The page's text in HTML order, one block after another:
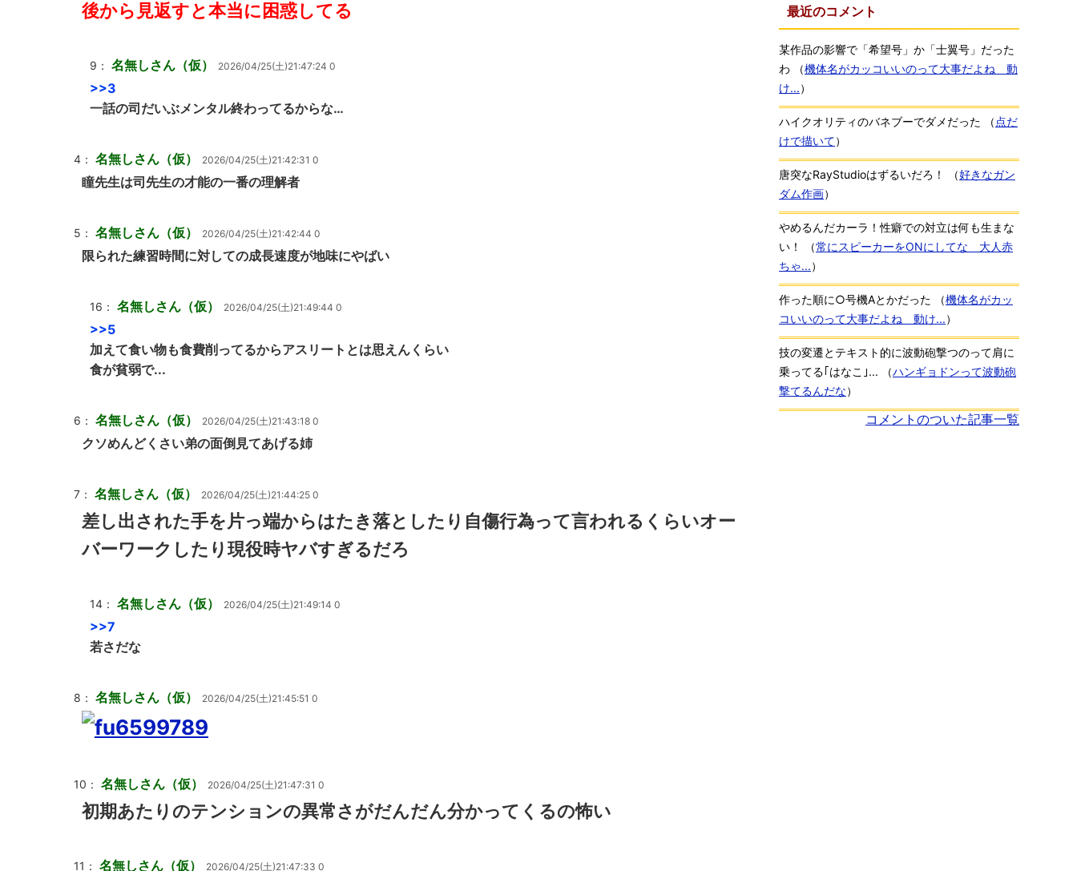
後から見返すと本当に困惑してる
9： 名無しさん（仮） 2026/04/25(土)21:47:24 0
>>3
一話の司だいぶメンタル終わってるからな…
4： 名無しさん（仮） 2026/04/25(土)21:42:31 0
瞳先生は司先生の才能の一番の理解者
5： 名無しさん（仮） 2026/04/25(土)21:42:44 0
限られた練習時間に対しての成長速度が地味にやばい
16： 名無しさん（仮） 2026/04/25(土)21:49:44 0
>>5
加えて食い物も食費削ってるからアスリートとは思えんくらい
食が貧弱で...
6： 名無しさん（仮） 2026/04/25(土)21:43:18 0
クソめんどくさい弟の面倒見てあげる姉
7： 名無しさん（仮） 2026/04/25(土)21:44:25 0
差し出された手を片っ端からはたき落としたり自傷行為って言われるくらいオー
バーワークしたり現役時ヤバすぎるだろ
14： 名無しさん（仮） 2026/04/25(土)21:49:14 0
>>7
若さだな
8： 名無しさん（仮） 2026/04/25(土)21:45:51 0
10： 名無しさん（仮） 2026/04/25(土)21:47:31 0
初期あたりのテンションの異常さがだんだん分かってくるの怖い
11： 名無しさん（仮） 2026/04/25(土)21:47:33 0
最近のコメント
某作品の影響で「希望号」か「士翼号」だった
わ
（機体名がカッコいいのって大事だよね 動
け...）
ハイクオリティのバネブーでダメだった （ 点だ
けで描いて）
唐突なRayStudioはずるいだろ！ （好きなガン
ダム作画）
やめるんだカーラ！性癖での対立は何も生まな
い！
（常にスピーカーをONにしてな 大人赤
ちゃ...）
作った順に○号機Aとかだった （機体名がカッ
コいいのって大事だよね 動け...）
技の変遷とテキスト的に波動砲撃つのって肩に
乗ってる｢はなこ｣...
（ハンギョドンって波動砲
撃てるんだな）
コメントのついた記事一覧